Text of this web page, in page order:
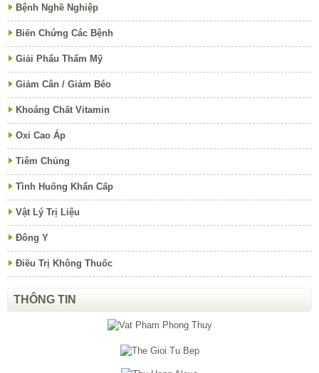
Bệnh Nghề Nghiệp
Biến Chứng Các Bệnh
Giải Phẩu Thẩm Mỹ
Giảm Cân / Giảm Béo
Khoáng Chất Vitamin
Oxi Cao Áp
Tiêm Chủng
Tình Huống Khẩn Cấp
Vật Lý Trị Liệu
Đông Y
Điều Trị Không Thuốc
THÔNG TIN